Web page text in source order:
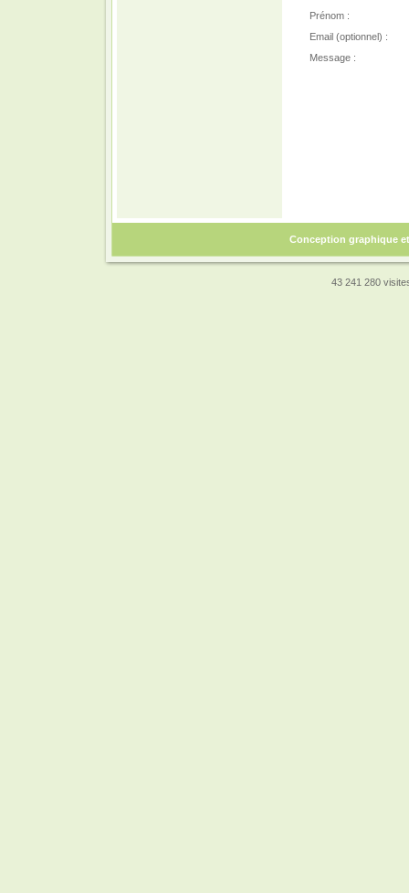
Prénom :
Email (optionnel) :
Message :
Conception graphique
43 241 280